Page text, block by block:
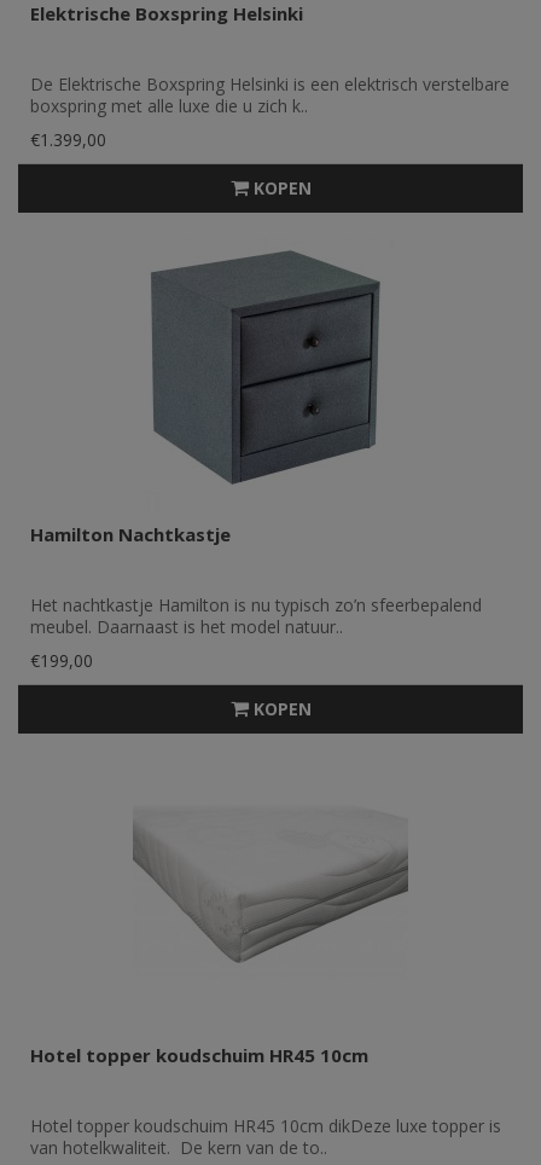
Elektrische Boxspring Helsinki
De Elektrische Boxspring Helsinki is een elektrisch verstelbare
boxspring met alle luxe die u zich k..
€1.399,00
KOPEN
Hamilton Nachtkastje
Het nachtkastje Hamilton is nu typisch zo’n sfeerbepalend
meubel. Daarnaast is het model natuur..
€199,00
KOPEN
Hotel topper koudschuim HR45 10cm
Hotel topper koudschuim HR45 10cm dikDeze luxe topper is
van hotelkwaliteit. De kern van de to..